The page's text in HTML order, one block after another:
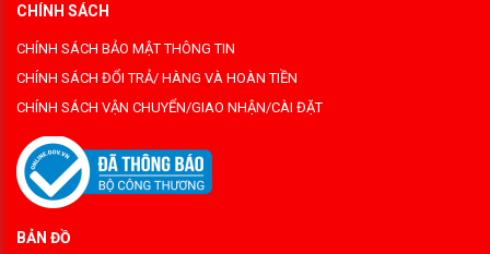
CHÍNH SÁCH
CHÍNH SÁCH BẢO MẬT THÔNG TIN
CHÍNH SÁCH ĐỔI TRẢ/ HÀNG VÀ HOÀN TIỀN
CHÍNH SÁCH VẬN CHUYỂN/GIAO NHẬN/CÀI ĐẶT
BẢN ĐỒ